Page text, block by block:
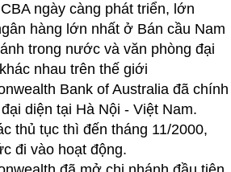
ngày càng phát triển, lớn
hàng lớn nhất ở Bán cầu Nam
trong nước và văn phòng đại
nhau trên thế giới
Bank of Australia đã chính
diện tại Hà Nội - Việt Nam.
thủ tục thì đến tháng 11/2000,
đi vào hoạt động.